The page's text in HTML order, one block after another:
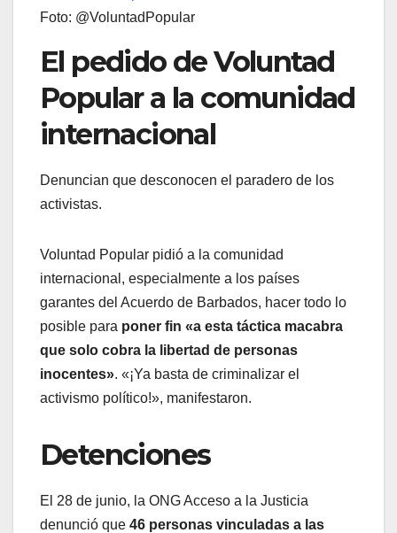
Foto: @VoluntadPopular
El pedido de Voluntad
Popular a la comunidad
internacional
Denuncian que desconocen el paradero de los
activistas.
Voluntad Popular pidió a la comunidad
internacional, especialmente a los países
garantes del Acuerdo de Barbados, hacer todo lo
posible para poner fin «a esta táctica macabra
que solo cobra la libertad de personas
inocentes». «¡Ya basta de criminalizar el
activismo político!», manifestaron.
Detenciones
El 28 de junio, la ONG Acceso a la Justicia
denunció que 46 personas vinculadas a las